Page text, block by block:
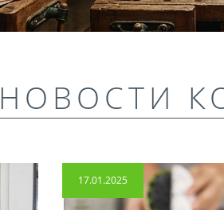
НОВОСТИ
17.01.2025